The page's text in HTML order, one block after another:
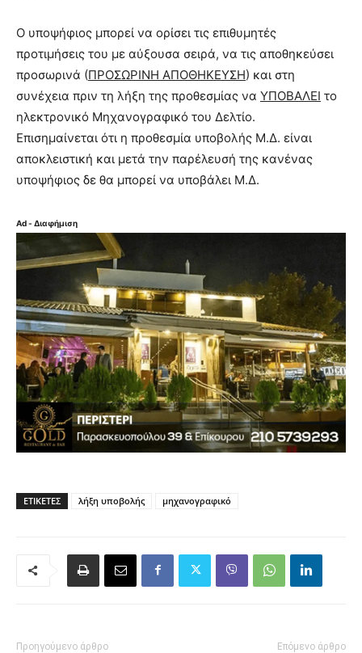
Ο υποψήφιος μπορεί να ορίσει τις επιθυμητές
προτιμήσεις του με αύξουσα σειρά, να τις αποθηκεύσει
προσωρινά (ΠΡΟΣΩΡΙΝΗ ΑΠΟΘΗΚΕΥΣΗ) και στη
συνέχεια πριν τη λήξη της προθεσμίας να ΥΠΟΒΑΛΕΙ το
ηλεκτρονικό Μηχανογραφικό του Δελτίο.
Επισημαίνεται ότι η προθεσμία υποβολής Μ.Δ. είναι
αποκλειστική και μετά την παρέλευσή της κανένας
υποψήφιος δε θα μπορεί να υποβάλει Μ.Δ.
Ad - Διαφήμιση
ΕΤΙΚΈΤΕΣ λήξη υποβολής μηχανογραφικό
Προηγούμενο άρθρο Επόμενο άρθρο